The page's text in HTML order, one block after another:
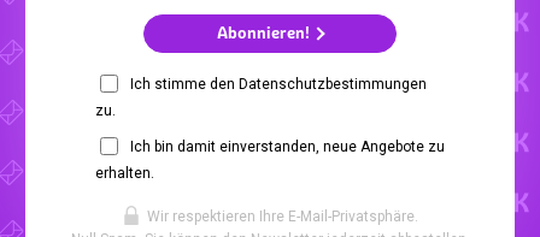
Abonnieren!
Ich stimme den Datenschutzbestimmungen
zu.
Ich bin damit einverstanden, neue Angebote zu
erhalten.
Wir respektieren Ihre E-Mail-Privatsphäre.